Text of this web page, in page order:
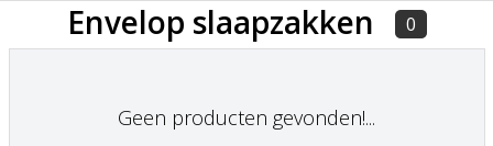
Envelop slaapzakken 0
Geen producten gevonden!...